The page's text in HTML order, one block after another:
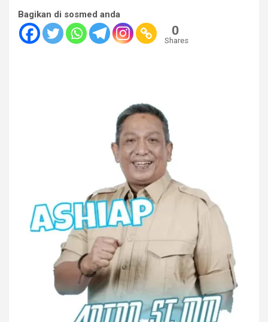
Bagikan di sosmed anda
0
Shares